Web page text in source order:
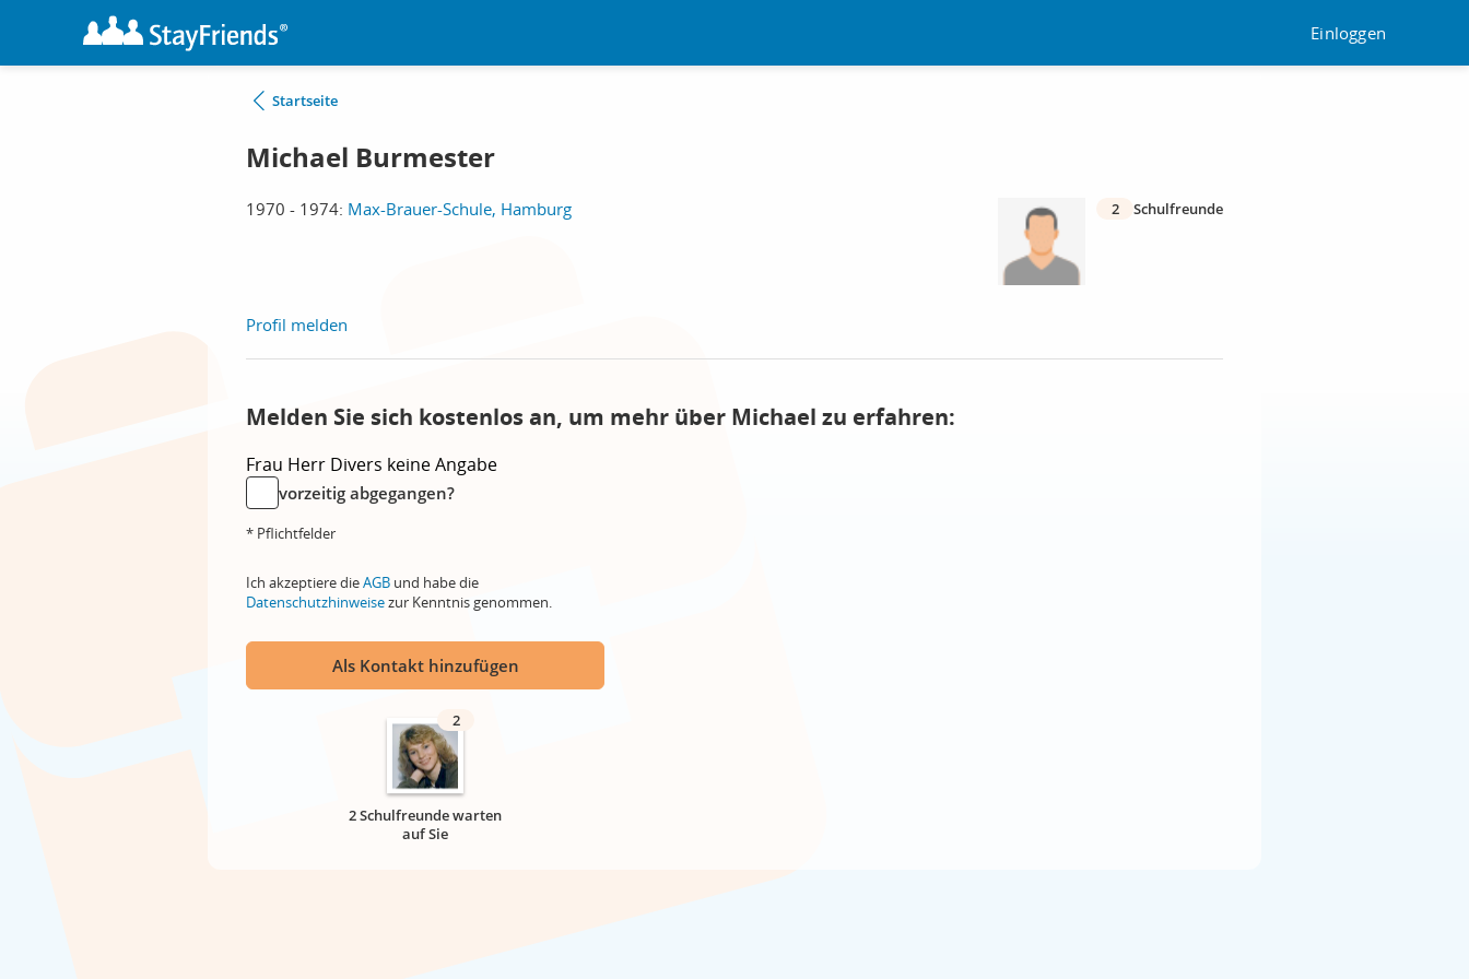
Einloggen
Startseite
Michael Burmester
1970 - 1974: Max-Brauer-Schule, Hamburg 2 Schulfreunde
Profil melden
Melden Sie sich kostenlos an, um mehr über Michael zu erfahren:
Frau Herr Divers keine Angabe
vorzeitig abgegangen?
* Pflichtfelder
Ich akzeptiere dieAGB und habe die
Datenschutzhinweisezur Kenntnis genommen.
Als Kontakt hinzufügen
2
2 Schulfreunde warten
auf Sie